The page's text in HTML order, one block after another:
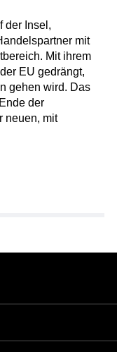
der Insel,
mit
Mit ihrem
EU gedrängt,
gehen wird. Das
der
neuen, mit